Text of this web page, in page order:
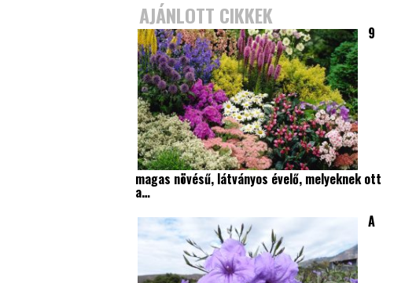
AJÁNLOTT CIKKEK
9
magas növésű, látványos évelő, melyeknek ott
a…
A